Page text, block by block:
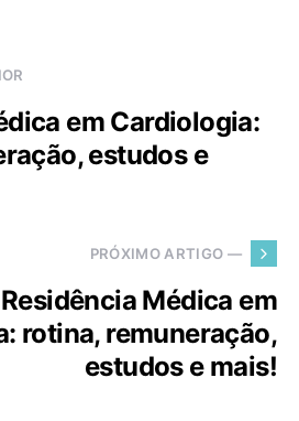
em Cardiologia:
estudos e
PRÓXIMO ARTIGO —
Residência Médica em
rotina, remuneração,
estudos e mais!